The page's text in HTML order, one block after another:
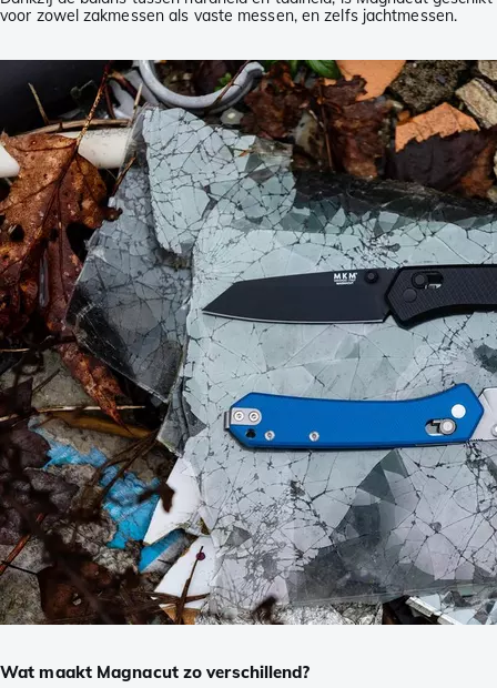
voor zowel zakmessen als vaste messen, en zelfs jachtmessen.
Wat maakt Magnacut zo verschillend?